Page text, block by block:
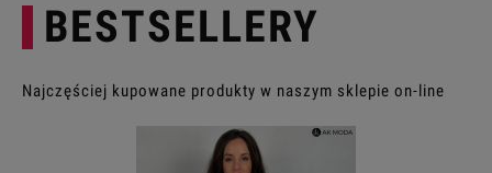
BESTSELLERY
Najczęściej kupowane produkty w naszym sklepie on-line